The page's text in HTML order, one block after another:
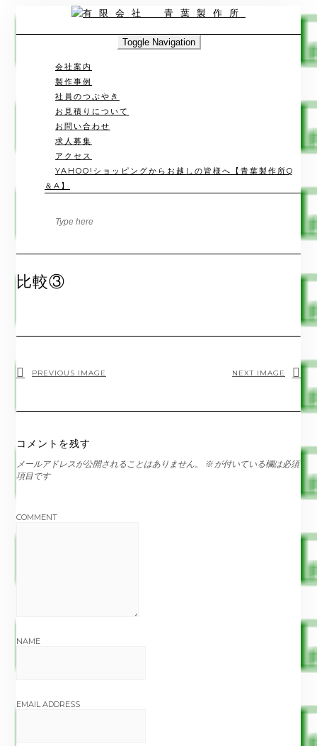
content
Toggle Navigation
会社案内
製作事例
社員のつぶやき
お見積りについて
お問い合わせ
求人募集
アクセス
YAHOO!ショッピングからお越しの皆様へ【青葉製作所Q
＆A】
比較③
PREVIOUS IMAGE NEXT IMAGE
コメントを残す
メールアドレスが公開されることはありません。 ※ が付いている欄は必須
項目です
COMMENT
NAME
EMAIL ADDRESS